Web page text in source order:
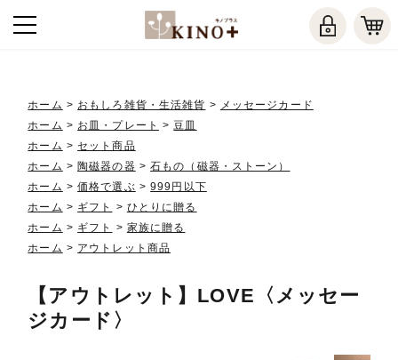
ホーム > おもしろ雑貨・生活雑貨 > メッセージカード
ホーム > お皿・プレート >豆皿
ホーム >セット商品
ホーム > 陶磁器の器 >石もの（磁器・ストーン）
ホーム >価格で選ぶ >999円以下
ホーム > ギフト > ひとりに贈る
ホーム > ギフト > 家族に贈る
ホーム > アウトレット商品
【アウトレット】LOVE〈メッセー
ジカード〉